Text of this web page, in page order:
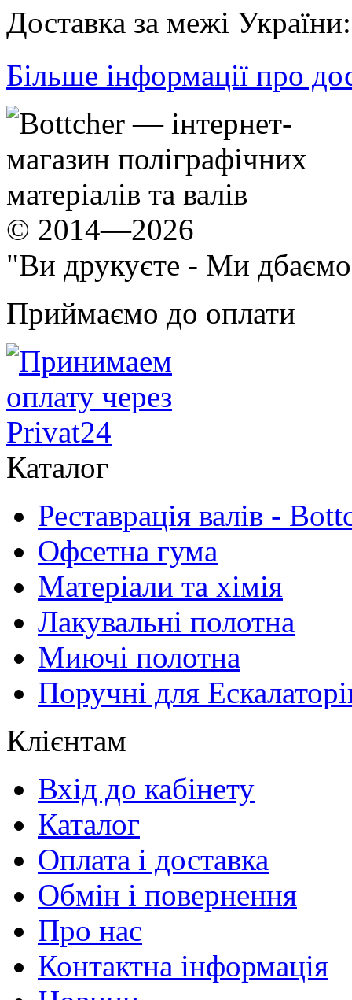
Доставка за межі
Більше інформації про
© 2014—2026
"Ви друкуєте - Ми
Приймаємо до оплати
Каталог
Реставрація валів -
Офсетна гума
Матеріали та хімія
Лакувальні полотна
Миючі полотна
Поручні для
Клієнтам
Вхід до кабінету
Каталог
Оплата і доставка
Обмін і повернення
Про нас
Контактна інформація